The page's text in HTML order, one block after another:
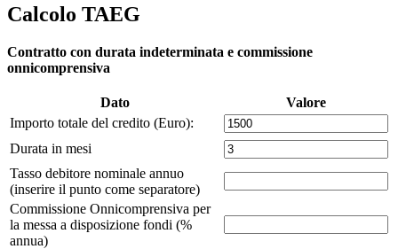
Calcolo TAEG
Contratto con durata indeterminata e commissione
onnicomprensiva
Dato
Valore
Importo totale del credito (Euro):
Durata in mesi
Tasso debitore nominale annuo
(inserire il punto come separatore)
Commissione Onnicomprensiva per
la messa a disposizione fondi (%
annua)